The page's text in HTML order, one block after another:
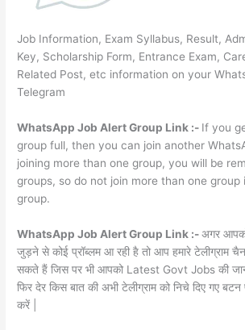
Job Information, Exam Syllabus, Result,
Key, Scholarship Form, Entrance Exam,
Related Post, etc information on your
Telegram
WhatsApp Job Alert Group Link :- If you
group full, then you can join another
joining more than one group, you will be
groups, so do not join more than one group
group.
WhatsApp Job Alert Group Link :-अगर
जुड़ने से कोई प्रॉब्लम आ रही है तो आप हमारे टेलीग्राम
सकते हैं जिस पर भी आपको Latest Govt Jobs की
फिर देर किस बात की अभी टेलीग्राम को निचे दिए गए
करें |